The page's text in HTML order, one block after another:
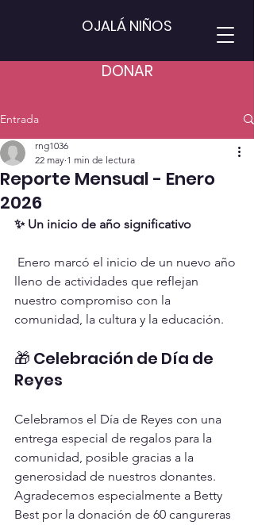
DONAR
OJALÁ NIÑOS
Entrada
Reporte Mensual - Enero
2026
rng1036
22 may 1 min de lectura
✨ Un inicio de año significativo
lleno de actividades que reflejan
nuestro compromiso con la
comunidad, la cultura y la educación.
🎁 Celebración de Día de
Reyes
Celebramos el Día de Reyes con una
entrega especial de regalos para la
comunidad, posible gracias a la
generosidad de nuestros donantes.
Agradecemos especialmente a Betty
Best por la donación de 60 cangureras